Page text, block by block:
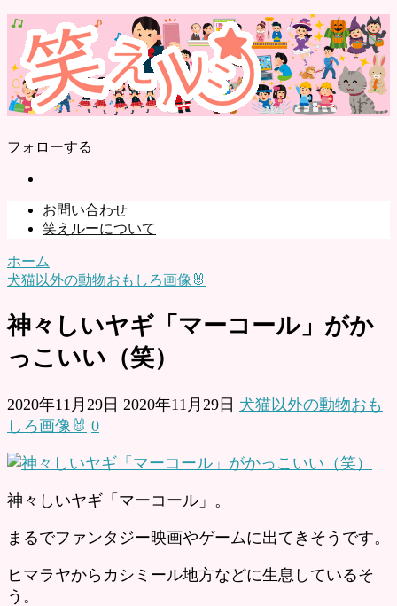
フォローする
お問い合わせ
笑えルーについて
ホーム
犬猫以外の動物おもしろ画像🐰
神々しいヤギ「マーコール」がか
っこいい（笑）
2020年11月29日 2020年11月29日 犬猫以外の動物おも
しろ画像🐰 0
神々しいヤギ「マーコール」。
まるでファンタジー映画やゲームに出てきそうです。
ヒマラヤからカシミール地方などに生息しているそ
う。